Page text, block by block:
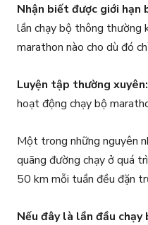
Nhận biết được giới hạn
lần chạy bộ thông thường
marathon nào cho dù đó
Luyện tập thường xuyên:
hoạt động chạy bộ
Một trong những nguyên
quãng đường chạy ở quá
50 km mỗi tuần đều đặn
Nếu đây là lần đầu